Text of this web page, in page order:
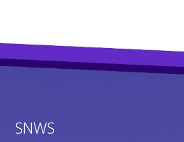
SNWS